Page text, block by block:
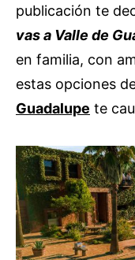
publicación te
vas a Valle de
en familia, con
estas opciones
Guadalupe te